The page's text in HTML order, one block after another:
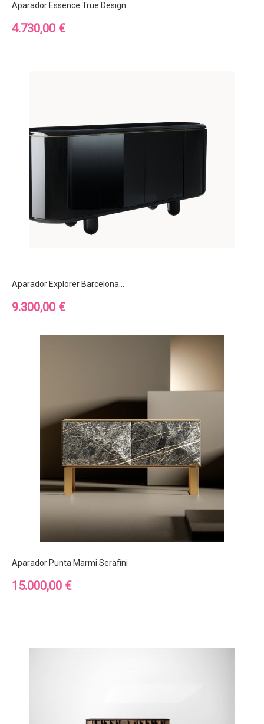
Aparador Essence True Design
Precio
4.730,00 €
Aparador Explorer Barcelona...
Precio
9.300,00 €
Aparador Punta Marmi Serafini
Precio
15.000,00 €